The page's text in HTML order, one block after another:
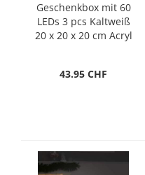
Geschenkbox mit 60
LEDs 3 pcs Kaltweiß
20 x 20 x 20 cm Acryl
43.95 CHF